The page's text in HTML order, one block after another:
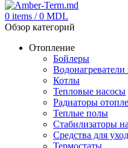
0 items / 0 MDL
Обзор категорий
Отопление
Бойлеры
Котлы
Тепловые насосы
Радиаторы
Теплые полы
Стабилизаторы
Средства для
Термостаты